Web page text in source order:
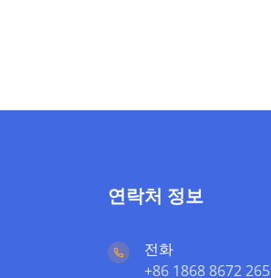
연락처 정보
전화
+86 1868 8672 265